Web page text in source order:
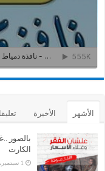
الأشهر الأخيرة
بالصور
الكارت
1 سبتمبر، 2016